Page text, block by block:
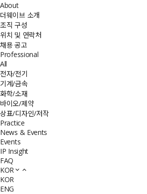
About
더웨이브 소개
조직 구성
위치 및 연락처
채용 공고
Professional
All
전자/전기
기계/금속
화학/소재
바이오/제약
상표/디자인/저작
Practice
News & Events
Events
IP Insight
FAQ
KOR
KOR
ENG